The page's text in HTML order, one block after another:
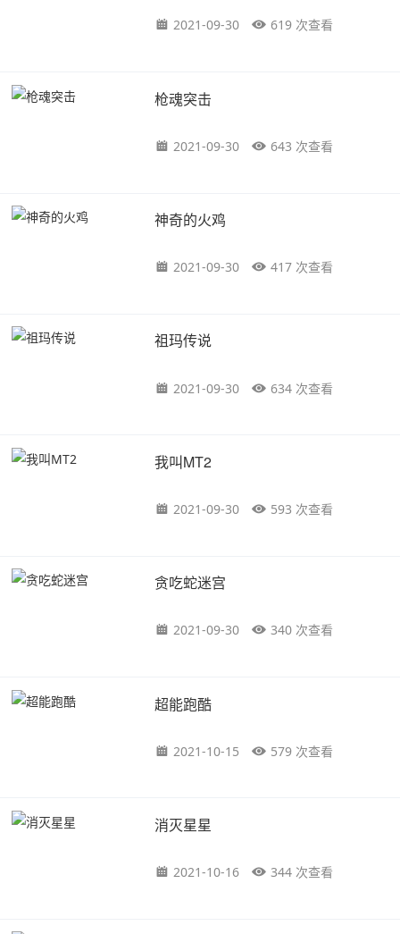
2021-09-30 619 次查看
枪魂突击
2021-09-30 643 次查看
神奇的火鸡
2021-09-30 417 次查看
祖玛传说
2021-09-30 634 次查看
我叫MT2
2021-09-30 593 次查看
贪吃蛇迷宫
2021-09-30 340 次查看
超能跑酷
2021-10-15 579 次查看
消灭星星
2021-10-16 344 次查看